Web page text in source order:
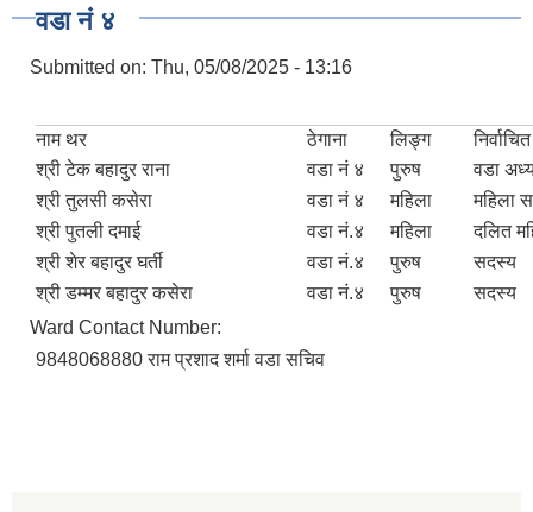
वडा नं ४
Submitted on: Thu, 05/08/2025 - 13:16
नाम थर ठेगाना लिङ्ग
श्री टेक बहादुर राना
वडा नं ४ पुरुष
वडा
श्री तुलसी कसेरा
वडा नं ४ महिला
महिला
श्री पुतली दमाई
वडा नं.४ महिला
दलित
श्री शेर बहादुर घर्ती
वडा नं.४ पुरुष
सदस्य
श्री डम्मर बहादुर कसेरा
वडा नं.४ पुरुष
सदस्य
Ward Contact Number:
9848068880 राम प्रशाद शर्मा वडा सचिव